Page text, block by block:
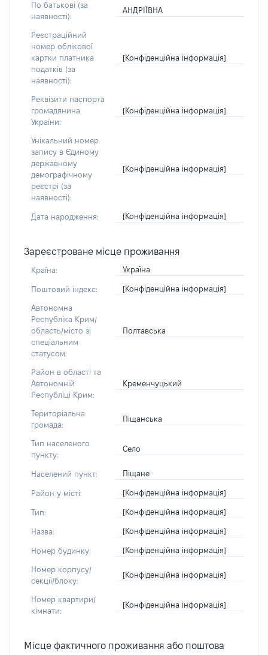
По батькові (за
наявності):
АНДРІЇВНА
Реєстраційний
номер облікової
картки платника
податків (за
наявності):
[Конфіденційна інформація]
Реквізити паспорта
громадянина
України:
[Конфіденційна інформація]
Унікальний номер
запису в Єдиному
державному
демографічному
реєстрі (за
наявності):
[Конфіденційна інформація]
Дата народження: [Конфіденційна інформація]
Зареєстроване місце проживання
Країна: Україна
Поштовий індекс: [Конфіденційна інформація]
Автономна
Республіка Крим/
область/місто зі
спеціальним
статусом:
Полтавська
Район в області та
Автономній
Республіці Крим:
Кременчуцький
Територіальна
громада:
Піщанська
Тип населеного
пункту:
Село
Населений пункт: Піщане
Район у місті: [Конфіденційна інформація]
Тип: [Конфіденційна інформація]
Назва: [Конфіденційна інформація]
Номер будинку: [Конфіденційна інформація]
Номер корпусу/
секції/блоку:
[Конфіденційна інформація]
Номер квартири/
кімнати:
[Конфіденційна інформація]
Місце фактичного проживання або поштова